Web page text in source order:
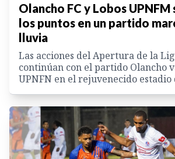
Olancho FC y Lobos
los puntos en un partido
lluvia
Las acciones del Apertura de la
continúan con el partido Olancho
UPNFN en el rejuvenecido estadio